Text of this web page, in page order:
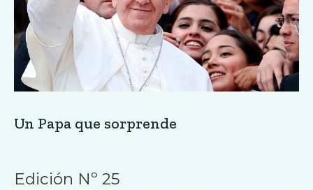
Un Papa que sorprende
Edición Nº 25